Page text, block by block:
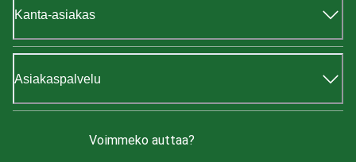
Kanta-asiakas
Asiakaspalvelu
Voimmeko auttaa?